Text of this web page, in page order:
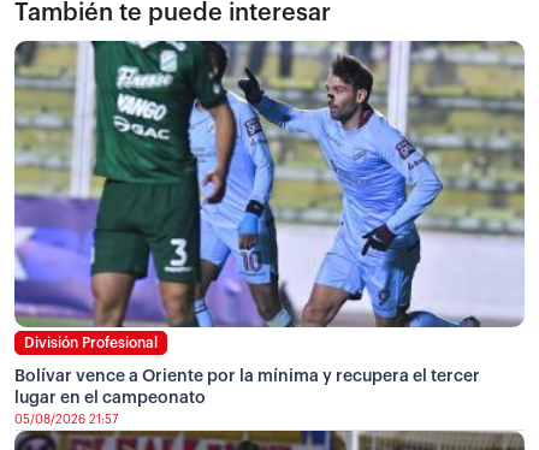
También te puede interesar
División Profesional
Bolívar vence a Oriente por la mínima y recupera el tercer
lugar en el campeonato
05/08/2026 21:57